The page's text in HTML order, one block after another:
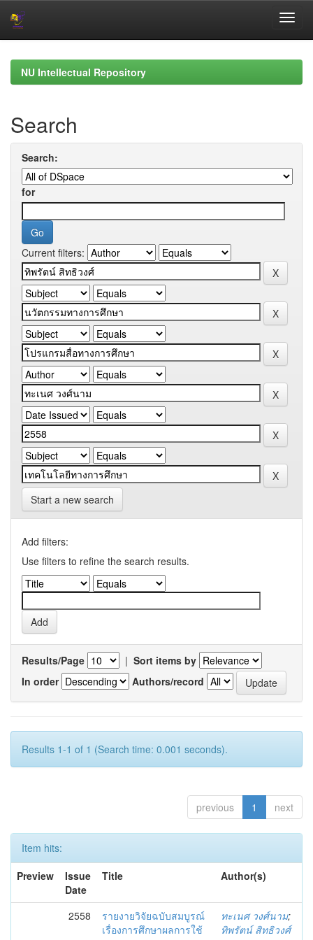
navigationNU Intellectual Repository
Search
Search:
for
Current filters:
Start a new search
Add filters:
Use filters to refine the search results.
Results/Page | Sort items by
In order
Authors/record
Results 1-1 of 1 (Search time: 0.001 seconds).
previous 1 next
Item hits:
Preview
Issue
Date
Title Author(s)
2558
รายงายวิจัยฉบับสมบูรณ์
เรื่องการศึกษาผลการใช้
ทะเนศ วงศ์นาม;
ทิพรัตน์ สิทธิวงศ์